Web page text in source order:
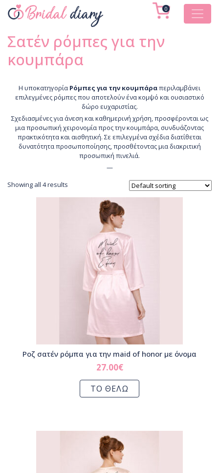
0
Σατέν ρόμπες για την
κουμπάρα
Η υποκατηγορία Ρόμπες για την κουμπάραπεριλαμβάνει
επιλεγμένες ρόμπες που αποτελούν ένα κομψό και ουσιαστικό
δώρο ευχαριστίας.
Σχεδιασμένες για άνεση και καθημερινή χρήση, προσφέρονται ως
μια προσωπική χειρονομία προς την κουμπάρα, συνδυάζοντας
πρακτικότητα και αισθητική. Σε επιλεγμένα σχέδια διατίθεται
δυνατότητα προσωποποίησης, προσθέτοντας μια διακριτική
προσωπική πινελιά.
—
Showing all 4 results
Ροζ σατέν ρόμπα για την maid of honor με όνομα
27.00€
ΤΟ ΘΕΛΩ